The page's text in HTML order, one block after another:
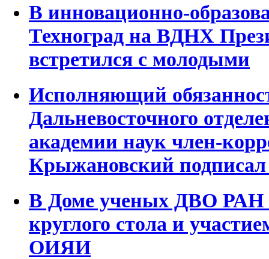
В инновационно-
Техноград на ВДНХ
встретился с молодыми
Исполняющий
Дальневосточного
академии наук член-
Крыжановский
В Доме ученых ДВО РАН
круглого стола и
ОИЯИ